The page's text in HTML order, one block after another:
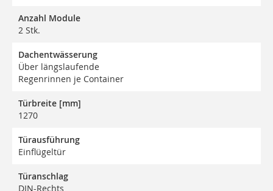
Anzahl Module
2 Stk.
Dachentwässerung
Über längslaufende
Regenrinnen je Container
Türbreite [mm]
1270
Türausführung
Einflügeltür
Türanschlag
DIN-Rechts